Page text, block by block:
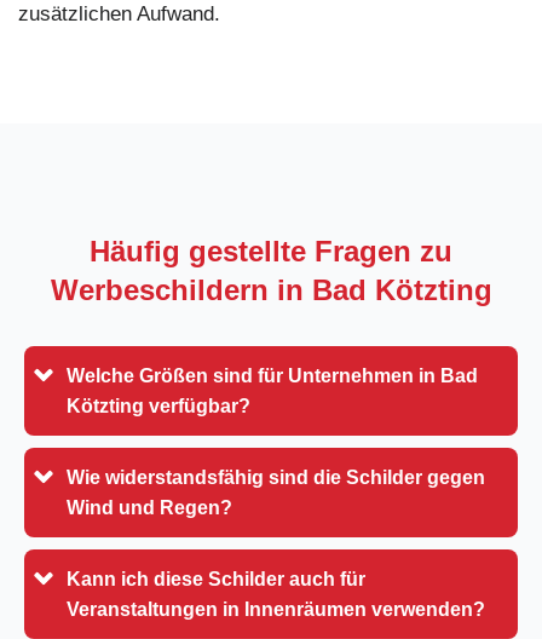
zusätzlichen Aufwand.
Häufig gestellte Fragen zu
Werbeschildern in Bad Kötzting
Welche Größen sind für Unternehmen in Bad
Kötzting verfügbar?
Wie widerstandsfähig sind die Schilder gegen
Wind und Regen?
Kann ich diese Schilder auch für
Veranstaltungen in Innenräumen verwenden?